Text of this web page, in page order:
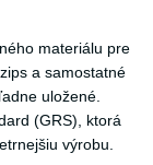
materiálu pre
a samostatné
uložené.
(GRS), ktorá
výrobu.